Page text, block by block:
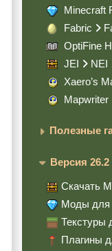
Minecraft
Fabric
OptiFine
JEI
NEI
Xaero’s
Mapwriter
Полезные
Версия 26.2
Скачать
Моды для
Текстуры
Плагины